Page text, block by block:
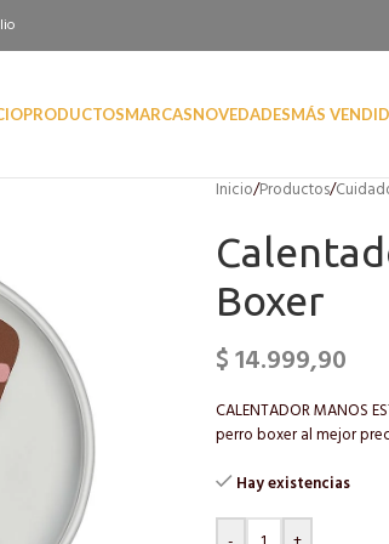
PRODUCTOSMARCASNOVEDADESMÁS
Inicio/Productos/
Boxer
$14.999,90
CALENTADOR MANOS
perro boxer al mejor
Hay existencias